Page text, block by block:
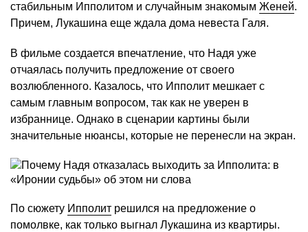
стабильным Ипполитом и случайным знакомым Женей.
Причем, Лукашина еще ждала дома невеста Галя.
В фильме создается впечатление, что Надя уже
отчаялась получить предложение от своего
возлюбленного. Казалось, что Ипполит мешкает с
самым главным вопросом, так как не уверен в
избраннице. Однако в сценарии картины были
значительные нюансы, которые не перенесли на экран.
По сюжету Ипполит решился на предложение о
помолвке, как только выгнал Лукашина из квартиры.